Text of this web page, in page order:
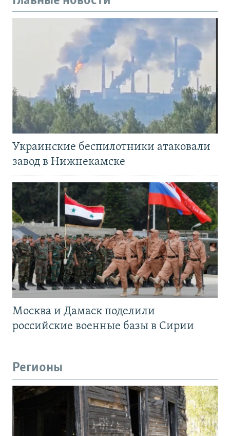
Украинские беспилотники атаковали
завод в Нижнекамске
Москва и Дамаск поделили
российские военные базы в Сирии
Регионы